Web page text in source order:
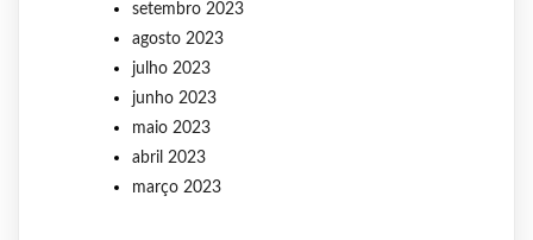
setembro 2023
agosto 2023
julho 2023
junho 2023
maio 2023
abril 2023
março 2023